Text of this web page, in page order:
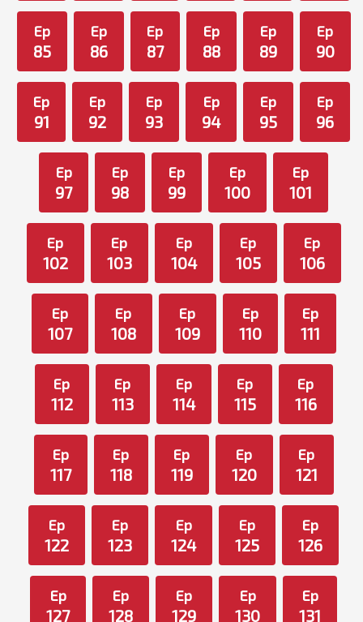
Ep
85
Ep
86
Ep
87
Ep
88
Ep
89
Ep
90
Ep
91
Ep
92
Ep
93
Ep
94
Ep
95
Ep
96
Ep
97
Ep
98
Ep
99
Ep
100
Ep
101
Ep
102
Ep
103
Ep
104
Ep
105
Ep
106
Ep
107
Ep
108
Ep
109
Ep
110
Ep
111
Ep
112
Ep
113
Ep
114
Ep
115
Ep
116
Ep
117
Ep
118
Ep
119
Ep
120
Ep
121
Ep
122
Ep
123
Ep
124
Ep
125
Ep
126
Ep
127
Ep
128
Ep
129
Ep
130
Ep
131